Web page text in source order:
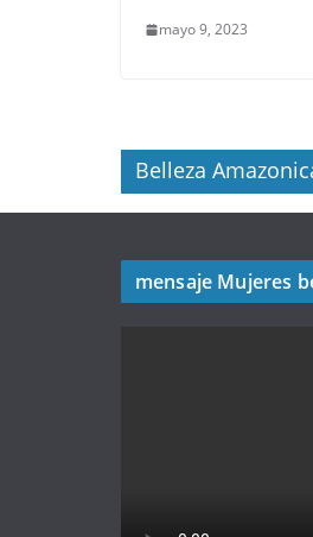
mayo 9, 2023
Belleza
mensaje Mujeres